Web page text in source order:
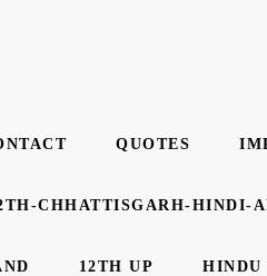
QUOTES
CHHATTISGARH-HINDI-
12TH UP HINDU